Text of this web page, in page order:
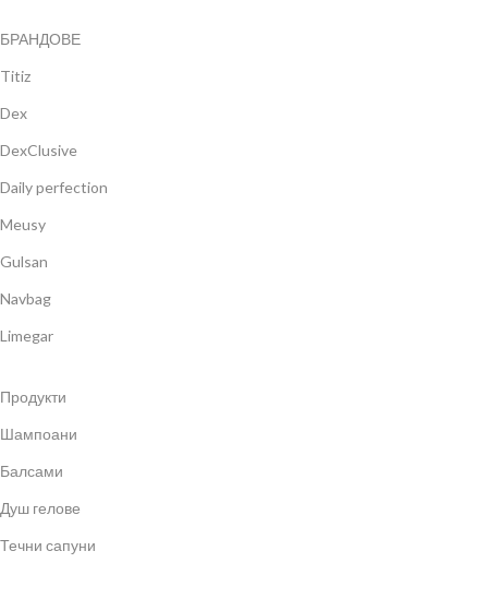
БРАНДОВЕ
Titiz
Dex
DexClusive
Daily perfection
Meusy
Gulsan
Navbag
Limegar
Продукти
Шампоани
Балсами
Душ гелове
Течни сапуни